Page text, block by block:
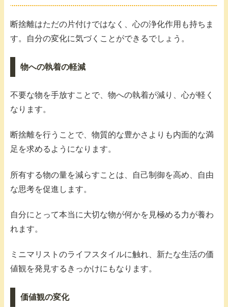
断捨離はただの片付けではなく、心の浄化作用も持ちま
す。自分の変化に気づくことができるでしょう。
物への執着の軽減
不要な物を手放すことで、物への執着が減り、心が軽く
なります。
断捨離を行うことで、物質的な豊かさよりも内面的な満
足を求めるようになります。
所有する物の量を減らすことは、自己制御を高め、自由
な思考を促進します。
自分にとって本当に大切な物が何かを見極める力が養わ
れます。
ミニマリストのライフスタイルに触れ、新たな生活の価
値観を発見するきっかけにもなります。
価値観の変化